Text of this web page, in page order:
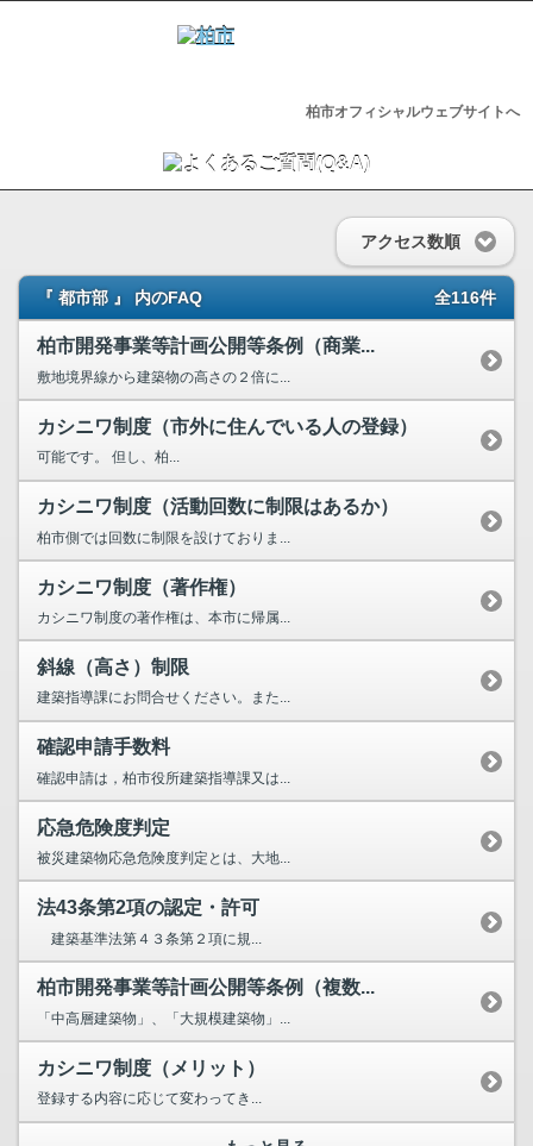
柏市オフィシャルウェブサイトへ
アクセス数順
『 都市部 』 内のFAQ 全116件
柏市開発事業等計画公開等条例（商業...
敷地境界線から建築物の高さの２倍に...
カシニワ制度（市外に住んでいる人の登録）
可能です。 但し、柏...
カシニワ制度（活動回数に制限はあるか）
柏市側では回数に制限を設けておりま...
カシニワ制度（著作権）
カシニワ制度の著作権は、本市に帰属...
斜線（高さ）制限
建築指導課にお問合せください。また...
確認申請手数料
確認申請は，柏市役所建築指導課又は...
応急危険度判定
被災建築物応急危険度判定とは、大地...
法43条第2項の認定・許可
建築基準法第４３条第２項に規...
柏市開発事業等計画公開等条例（複数...
「中高層建築物」、「大規模建築物」...
カシニワ制度（メリット）
登録する内容に応じて変わってき...